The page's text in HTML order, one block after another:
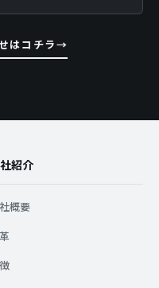
はコチラ
紹介
概要